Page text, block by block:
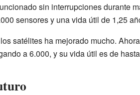
sin interrupciones durante
sensores y una vida útil de 1,25
satélites ha mejorado mucho.
a 6.000, y su vida útil es de